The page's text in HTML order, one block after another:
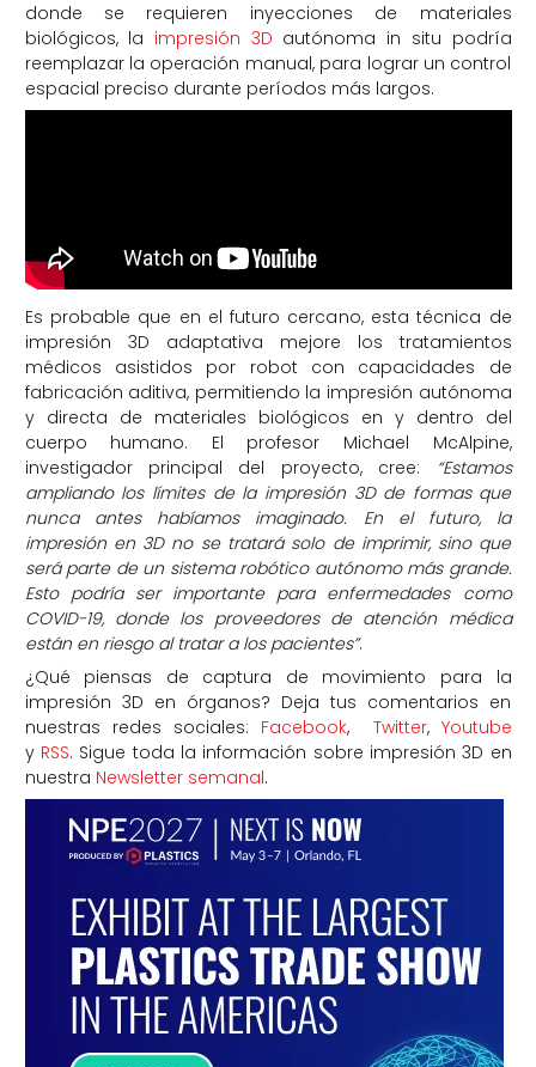
donde se requieren inyecciones de materiales
biológicos, la impresión 3D autónoma in situ podría
reemplazar la operación manual, para lograr un control
espacial preciso durante períodos más largos.
Es probable que en el futuro cercano, esta técnica de
impresión 3D adaptativa mejore los tratamientos
médicos asistidos por robot con capacidades de
fabricación aditiva, permitiendo la impresión autónoma
y directa de materiales biológicos en y dentro del
cuerpo humano. El profesor Michael McAlpine,
investigador principal del proyecto, cree:
“Estamos
ampliando los límites de la impresión 3D de formas que
nunca antes habíamos imaginado. En el futuro, la
impresión en 3D no se tratará solo de imprimir, sino que
será parte de un sistema robótico autónomo más grande.
Esto podría ser importante para enfermedades como
COVID-19, donde los proveedores de atención médica
están en riesgo al tratar a los pacientes”.
¿Qué piensas de captura de movimiento para la
impresión 3D en órganos? Deja tus comentarios en
nuestras redes sociales: Facebook, Twitter, Youtube
y RSS. Sigue toda la información sobre impresión 3D en
nuestra Newsletter semanal.